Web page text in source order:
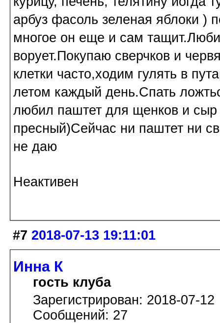
арбуз фасоль зеленая яблоки )
многое он еще и сам
ворует.Покупаю сверчков и
клетки часто,ходим гулять в
летом каждый день.Спать
любил паштет для щенков и сыр
пресный)Сейчас ни паштет ни
не даю
Неактивен
#7 2018-07-13 19:11:01
Инна К
гость клуба
Зарегистрирован: 2018-07-12
Сообщений: 27